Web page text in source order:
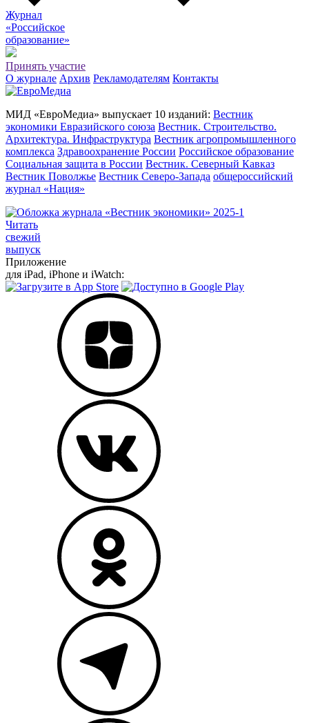
Журнал
«Российское
образование»
Принять участие
О журнале Архив Рекламодателям Контакты
МИД «ЕвроМедиа» выпускает 10 изданий: Вестник
экономики Евразийского союза Вестник. Строительство.
Архитектура. Инфраструктура Вестник агропромышленного
комплекса Здравоохранение России Российское образование
Социальная защита в России Вестник. Северный Кавказ
Вестник Поволжье Вестник Северо-Запада общероссийский
журнал «Нация»
Читать
свежий
выпуск
Приложение
для iPad, iPhone и iWatch: